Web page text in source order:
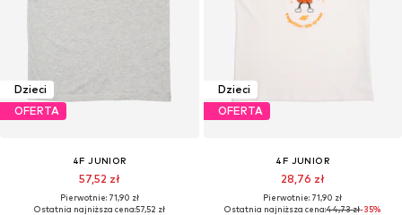
Dzieci
OFERTA
4F JUNIOR
57,52 zł
Pierwotnie: 71,90 zł
Ostatnia najniższa cena:57,52 zł
Dzieci
OFERTA
4F JUNIOR
28,76 zł
Pierwotnie: 71,90 zł
Ostatnia najniższa cena:44,73 zł-35%